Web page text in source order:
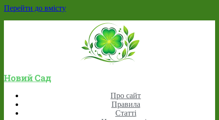
Перейти до вмісту
Новий Сад
Про сайт
Правила
Статті